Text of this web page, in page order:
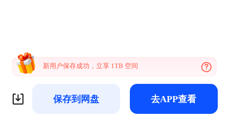
新用户保存成功，立享 1TB 空间
保存到网盘 去APP查看